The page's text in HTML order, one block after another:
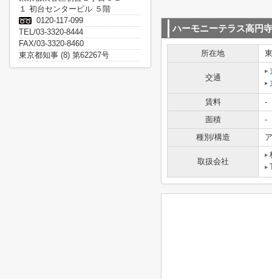
ハーモニーテラス高円
所在地
交通
賃料
-
面積
-
種別/構造
取扱会社
１ 初台センタービル ５階
0120-117-099
TEL/03-3320-8444
FAX/03-3320-8460
東京都知事 (8) 第62267号